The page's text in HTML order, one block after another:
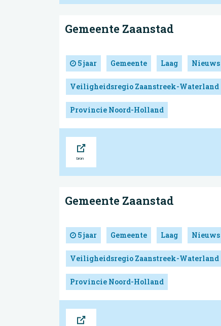
Gemeente Zaanstad
5 jaar Gemeente Laag Nieuws
Veiligheidsregio Zaanstreek-Waterland
Provincie Noord-Holland
Gemeente Zaanstad
5 jaar Gemeente Laag Nieuws
Veiligheidsregio Zaanstreek-Waterland
Provincie Noord-Holland